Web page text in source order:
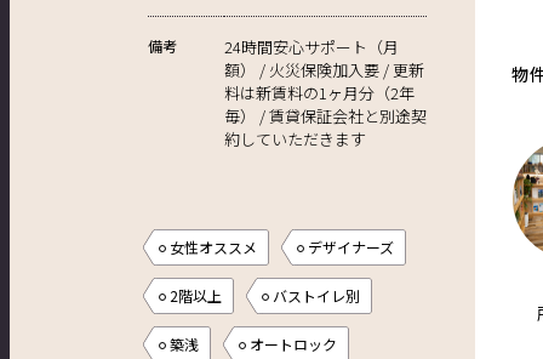
物
備考
24時間安心サポート（月
額） / 火災保険加入要 / 更新
料は新賃料の1ヶ月分（2年
毎） / 賃貸保証会社と別途契
約していただきます
女性オススメ デザイナーズ
2階以上 バストイレ別
築浅 オートロック